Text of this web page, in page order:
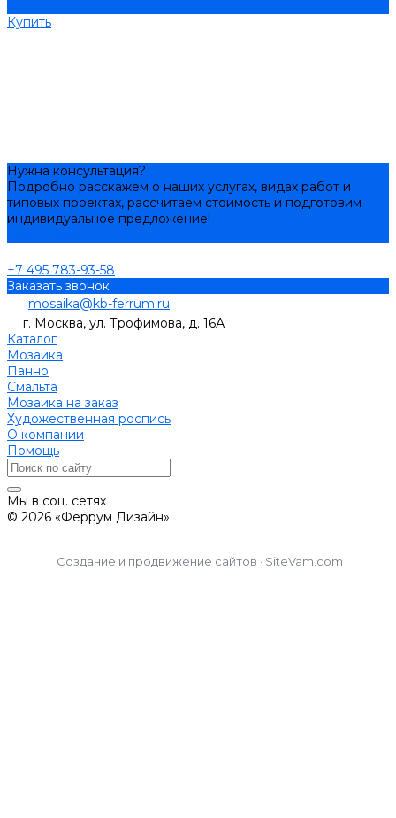
Купить
Нужна консультация?
Подробно расскажем о наших услугах, видах работ и
типовых проектах, рассчитаем стоимость и подготовим
индивидуальное предложение!
+7 495 783-93-58
Заказать звонок
mosaika@kb-ferrum.ru
г. Москва, ул. Трофимова, д. 16А
Каталог
Мозаика
Панно
Смальта
Мозаика на заказ
Художественная роспись
О компании
Помощь
Мы в соц. сетях
© 2026 «Феррум Дизайн»
Создание и продвижение сайтов · SiteVam.com